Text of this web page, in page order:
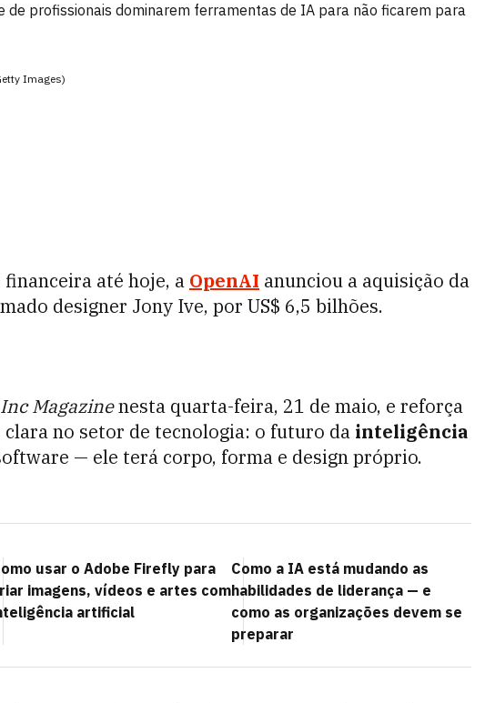
de profissionais dominarem ferramentas de IA para não ficarem para
Images)
até hoje, a OpenAI anunciou a aquisição da
designer Jony Ive, por US$ 6,5 bilhões.
Inc Magazinenesta quarta-feira, 21 de maio, e reforça
clara no setor de tecnologia: o futuro da inteligência
— ele terá corpo, forma e design próprio.
usar o Adobe Firefly para
imagens, vídeos e artes com
artificial
Como a IA está mudando as
habilidades de liderança — e
como as organizações devem se
preparar